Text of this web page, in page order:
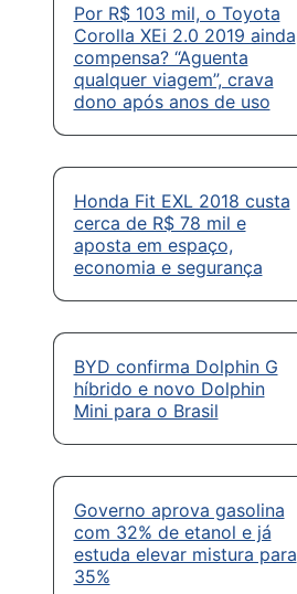
Por R$ 103 mil, o Toyota
Corolla XEi 2.0 2019 ainda
compensa? “Aguenta
qualquer viagem”, crava
dono após anos de uso
Honda Fit EXL 2018 custa
cerca de R$ 78 mil e
aposta em espaço,
economia e segurança
BYD confirma Dolphin G
híbrido e novo Dolphin
Mini para o Brasil
Governo aprova gasolina
com 32% de etanol e já
estuda elevar mistura para
35%